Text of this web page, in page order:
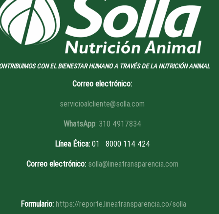
CON EL BIENESTAR HUMANO A TRAVÉS DE LA NUTRICIÓN ANIMAL
Correo electrónico:
servicioalcliente@solla.com
WhatsApp: 310 4917834
Línea Ética:01 8000 114 424
Correo electrónico: solla@lineatransparencia.com
Formulario: https://reporte.lineatransparencia.co/solla